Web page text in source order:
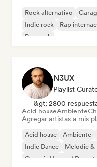
Rock alternativo
Indie rock
Rap
Pop rock
N3UX
Playlist
&gt; 2800
Acid houseAmbiente
Agregar artistas a mis
Acid house Ambiente
Indie Dance
Melodic &
Organic House /